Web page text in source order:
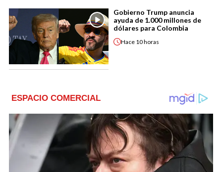
Gobierno Trump anuncia
ayuda de 1.000 millones de
dólares para Colombia
Hace 10 horas